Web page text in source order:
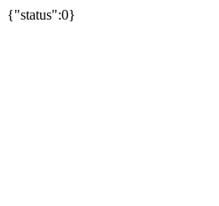
{"status":0}